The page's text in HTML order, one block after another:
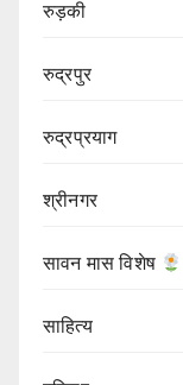
रुड़की
रुद्रपुर
रुद्रप्रयाग
श्रीनगर
सावन मास विशेष
साहित्य